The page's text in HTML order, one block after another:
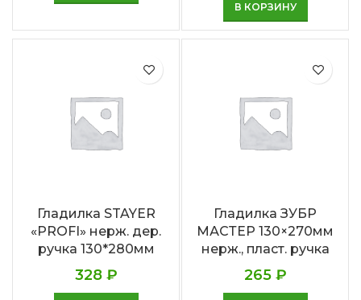
В КОРЗИНУ
Гладилка STAYER
«PROFI» нерж. дер.
ручка 130*280мм
328 ₽
Гладилка ЗУБР
МАСТЕР 130×270мм
нерж., пласт. ручка
265 ₽